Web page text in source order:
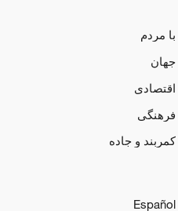
با مردم
جهان
اقتصادی
فرهنگی
کمربند و جاده
Español